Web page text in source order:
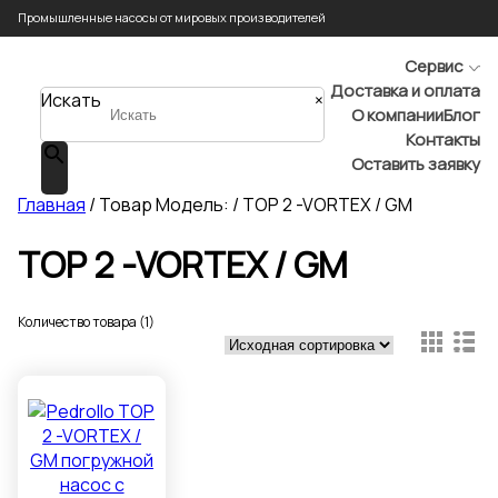
Промышленные насосы от мировых производителей
Искать ×
Сервис
Доставка и оплата
О компанииБлог
Контакты
Оставить заявку
Главная / Товар Модель: / TOP 2 -VORTEX / GM
TOP 2 -VORTEX / GM
Количество товара (1)